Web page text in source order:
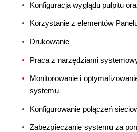
Konfiguracja wyglądu pulpitu
Korzystanie z elementów
Drukowanie
Praca z narzędziami
Monitorowanie i
systemu
Konfigurowanie połączeń
Zabezpieczanie systemu za